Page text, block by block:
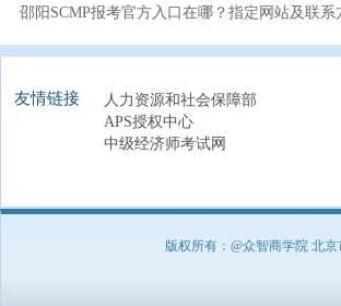
邵阳SCMP报考官方入口在哪？指定网站及联系
友情链接 人力资源和社会保障部
APS授权中心
中级经济师考试网
版权所有：@众智商学院 北